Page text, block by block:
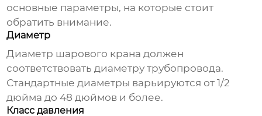
основные параметры, на которые стоит
обратить внимание.
Диаметр
Диаметр шарового крана должен
соответствовать диаметру трубопровода.
Стандартные диаметры варьируются от 1/2
дюйма до 48 дюймов и более.
Класс давления